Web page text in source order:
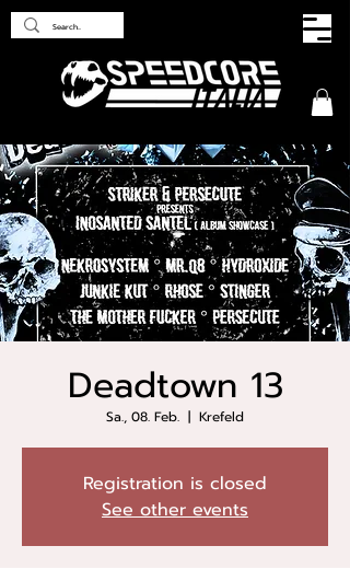
Deadtown 13
Sa., 08. Feb.
  |
Krefeld
Registration is closed
See other events